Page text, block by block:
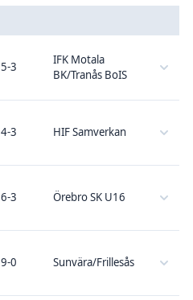
5-3
IFK Motala
BK/Tranås BoIS
4-3 HIF Samverkan
6-3 Örebro SK U16
9-0 Sunvära/Frillesås